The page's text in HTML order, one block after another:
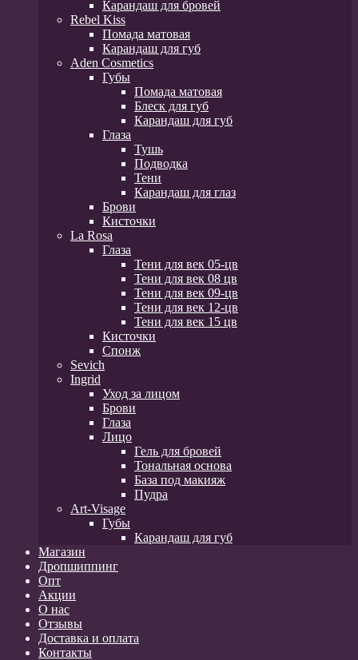
Карандаш для бровей
Rebel Kiss
Помада матовая
Карандаш для губ
Aden Cosmetics
Губы
Помада матовая
Блеск для губ
Карандаш для губ
Глаза
Тушь
Подводка
Тени
Карандаш для глаз
Брови
Кисточки
La Rosa
Глаза
Тени для век 05-цв
Тени для век 08 цв
Тени для век 09-цв
Тени для век 12-цв
Тени для век 15 цв
Кисточки
Спонж
Sevich
Ingrid
Уход за лицом
Брови
Глаза
Лицо
Гель для бровей
Тональная основа
База под макияж
Пудра
Art-Visage
Губы
Карандаш для губ
Магазин
Дропшиппинг
Опт
Акции
О нас
Отзывы
Доставка и оплата
Контакты